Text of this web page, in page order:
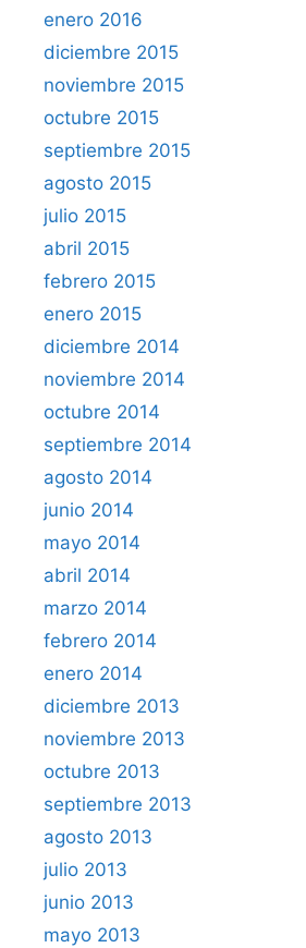
enero 2016
diciembre 2015
noviembre 2015
octubre 2015
septiembre 2015
agosto 2015
julio 2015
abril 2015
febrero 2015
enero 2015
diciembre 2014
noviembre 2014
octubre 2014
septiembre 2014
agosto 2014
junio 2014
mayo 2014
abril 2014
marzo 2014
febrero 2014
enero 2014
diciembre 2013
noviembre 2013
octubre 2013
septiembre 2013
agosto 2013
julio 2013
junio 2013
mayo 2013